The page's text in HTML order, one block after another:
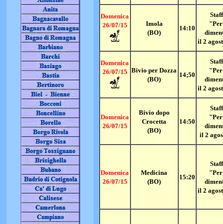
Domenica
26/07/15
Imola
(BO)
14:10
il 2
Domenica
26/07/15 Bivio per Dozza
(BO)
14;50
il 2
Domenica
26/07/15
Bivio dopo
Crocetta
(BO)
14:50
il 2
Domenica
26/07/15
Medicina
(BO)
15:20
il 2